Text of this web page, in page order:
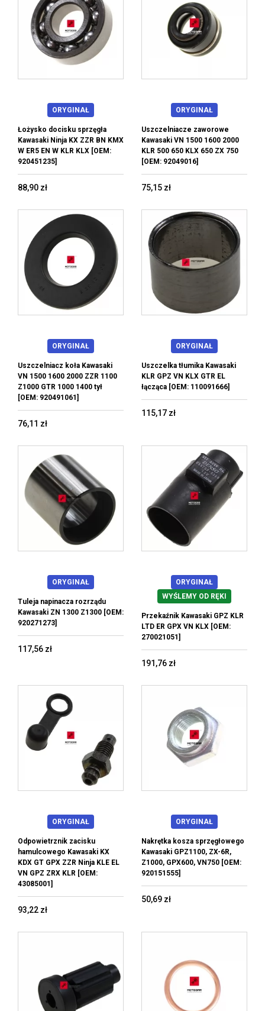
ORYGINAŁ
Łożysko docisku sprzęgła
Kawasaki Ninja KX ZZR BN KMX
W ER5 EN W KLR KLX [OEM:
920451235]
88,90 zł
ORYGINAŁ
Uszczelniacze zaworowe
Kawasaki VN 1500 1600 2000
KLR 500 650 KLX 650 ZX 750
[OEM: 92049016]
75,15 zł
ORYGINAŁ
Uszczelniacz koła Kawasaki
VN 1500 1600 2000 ZZR 1100
Z1000 GTR 1000 1400 tył
[OEM: 920491061]
76,11 zł
ORYGINAŁ
Uszczelka tłumika Kawasaki
KLR GPZ VN KLX GTR EL
łącząca [OEM: 110091666]
115,17 zł
ORYGINAŁ
Tuleja napinacza rozrządu
Kawasaki ZN 1300 Z1300 [OEM:
920271273]
117,56 zł
ORYGINAŁ
WYŚLEMY OD RĘKI
Przekaźnik Kawasaki GPZ KLR
LTD ER GPX VN KLX [OEM:
270021051]
191,76 zł
ORYGINAŁ
Odpowietrznik zacisku
hamulcowego Kawasaki KX
KDX GT GPX ZZR Ninja KLE EL
VN GPZ ZRX KLR [OEM:
43085001]
93,22 zł
ORYGINAŁ
Nakrętka kosza sprzęgłowego
Kawasaki GPZ1100, ZX-6R,
Z1000, GPX600, VN750 [OEM:
920151555]
50,69 zł